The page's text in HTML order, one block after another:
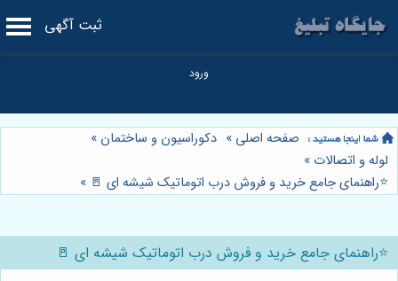
ثبت آگهی
صفحه اصلی » دکوراسیون و ساختمان »
لوله و اتصالات »
⭐️راهنمای جامع خرید و فروش درب اتوماتیک شیشه ای 🚪 »
⭐️راهنمای جامع خرید و فروش درب اتوماتیک شیشه ای 🚪